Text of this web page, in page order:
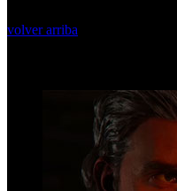
volver arriba